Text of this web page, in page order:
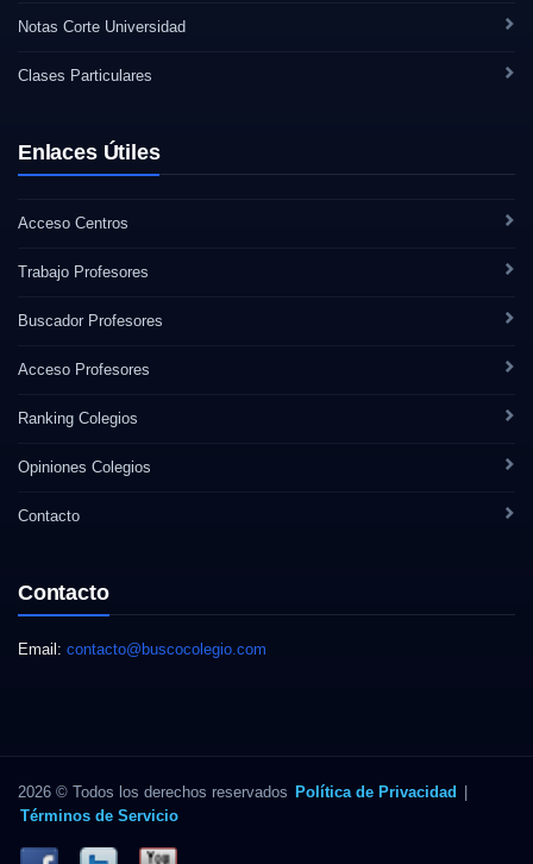
Notas Corte Universidad
Clases Particulares
Enlaces Útiles
Acceso Centros
Trabajo Profesores
Buscador Profesores
Acceso Profesores
Ranking Colegios
Opiniones Colegios
Contacto
Contacto
Email: contacto@buscocolegio.com
2026 © Todos los derechos reservados Política de Privacidad
Términos de Servicio